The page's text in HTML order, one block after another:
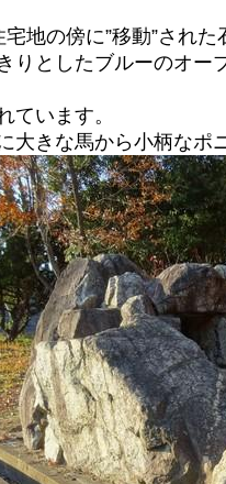
地の傍に”移動”された
りとしたブルーのオ
ています。
きな馬から小柄なポ